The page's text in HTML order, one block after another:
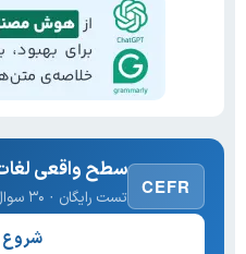
CEFR
سطح واقعی
تست رایگان · ۳۰ سوال · نتیجه فوری